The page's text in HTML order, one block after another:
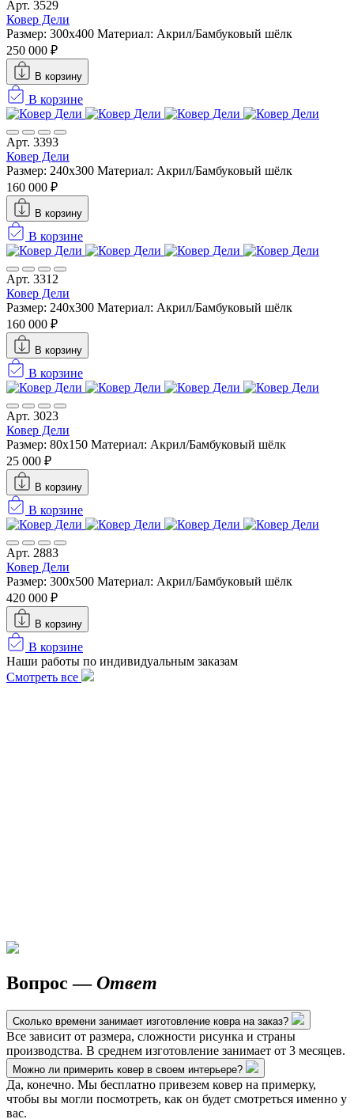
Арт. 3529
Ковер Дели
Размер: 300х400 Материал: Акрил/Бамбуковый шёлк
250 000 ₽
В корзину
В корзине
Арт. 3393
Ковер Дели
Размер: 240х300 Материал: Акрил/Бамбуковый шёлк
160 000 ₽
В корзину
В корзине
Арт. 3312
Ковер Дели
Размер: 240х300 Материал: Акрил/Бамбуковый шёлк
160 000 ₽
В корзину
В корзине
Арт. 3023
Ковер Дели
Размер: 80x150 Материал: Акрил/Бамбуковый шёлк
25 000 ₽
В корзину
В корзине
Арт. 2883
Ковер Дели
Размер: 300х500 Материал: Акрил/Бамбуковый шёлк
420 000 ₽
В корзину
В корзине
Наши работы по индивидуальным заказам
Смотреть все
Вопрос —Ответ
Сколько времени занимает изготовление ковра на заказ?
Все зависит от размера, сложности рисунка и страны
производства. В среднем изготовление занимает от 3 месяцев.
Можно ли примерить ковер в своем интерьере?
Да, конечно. Мы бесплатно привезем ковер на примерку,
чтобы вы могли посмотреть, как он будет смотреться именно у
вас.